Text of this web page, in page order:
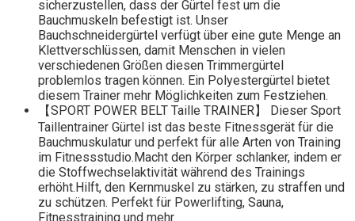
sicherzustellen, dass der Gürtel fest um die
Bauchmuskeln befestigt ist. Unser
Bauchschneidergürtel verfügt über eine gute Menge an
Klettverschlüssen, damit Menschen in vielen
verschiedenen Größen diesen Trimmergürtel
problemlos tragen können. Ein Polyestergürtel bietet
diesem Trainer mehr Möglichkeiten zum Festziehen.
【SPORT POWER BELT Taille TRAINER】 Dieser Sport
Taillentrainer Gürtel ist das beste Fitnessgerät für die
Bauchmuskulatur und perfekt für alle Arten von Training
im Fitnessstudio.Macht den Körper schlanker, indem er
die Stoffwechselaktivität während des Trainings
erhöht.Hilft, den Kernmuskel zu stärken, zu straffen und
zu schützen. Perfekt für Powerlifting, Sauna,
Fitnesstraining und mehr.